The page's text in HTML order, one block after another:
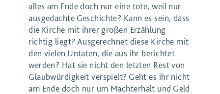
alles am Ende doch nur eine tote, weil nur
ausgedachte Geschichte? Kann es sein, dass
die Kirche mit ihrer großen Erzählung
richtig liegt? Ausgerechnet diese Kirche mit
den vielen Untaten, die aus ihr berichtet
werden? Hat sie nicht den letzten Rest von
Glaubwürdigkeit verspielt? Geht es ihr nicht
am Ende doch nur um Machterhalt und Geld